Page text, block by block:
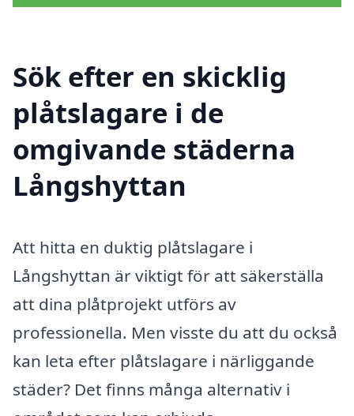
Sök efter en skicklig
plåtslagare i de
omgivande städerna
Långshyttan
Att hitta en duktig plåtslagare i
Långshyttan är viktigt för att säkerställa
att dina plåtprojekt utförs av
professionella. Men visste du att du också
kan leta efter plåtslagare i närliggande
städer? Det finns många alternativ i